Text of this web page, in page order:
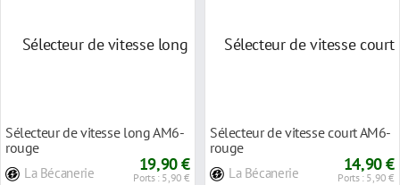
Sélecteur de vitesse long AM6-
rouge
La Bécanerie 19,90 €
Ports : 5,90 €
Sélecteur de vitesse court AM6-
rouge
La Bécanerie 14,90 €
Ports : 5,90 €